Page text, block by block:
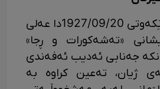
لە ژمارەی 82ی ڕێکەوتی 1927/09/20دا عەلی
«تەشەکورات و ڕجا»
جەنابی ئەدیب ئەفەندی
ژیان، تەعین کراوە بە